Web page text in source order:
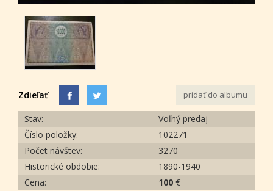
Zdieľať pridať do albumu
Stav:
Voľný predaj
Číslo položky:
102271
Počet návštev:
3270
Historické obdobie:
1890-1940
Cena:
100 €